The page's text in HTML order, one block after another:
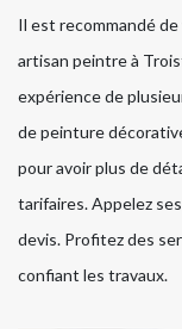
Il est recommandé
artisan peintre à
expérience de
de peinture
pour avoir plus de
tarifaires. Appelez
devis. Profitez des
confiant les travaux.